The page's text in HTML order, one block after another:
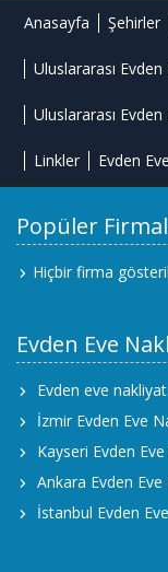
Anasayfa Şehirler
Uluslararası
Uluslararası Evden
Linkler Evden
Popüler
Hiçbir firma
Evden Eve
Evden eve
İzmir Evden Eve
Kayseri Evden
Ankara Evden Eve
İstanbul Evden